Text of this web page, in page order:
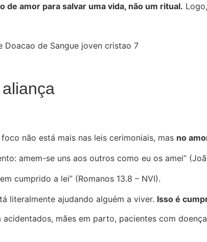
de amor para salvar uma vida, não um ritual.
não está mais nas leis cerimoniais, mas no
amem-se uns aos outros como eu os amei”
cumprido a lei” (Romanos 13.8 – NVI).
literalmente ajudando alguém a viver. Isso é
acidentados, mães em parto, pacientes com